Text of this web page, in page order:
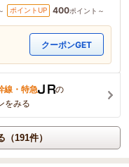
ポイントUP 400ポイント～
クーポンGET
線・特急
の
をみる
191件）